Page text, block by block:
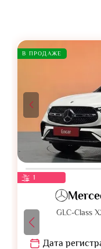
В ПРОДАЖЕ
1
GLC-Class
Дата